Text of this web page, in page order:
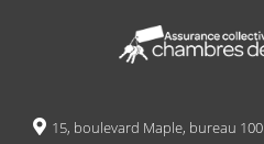
15, boulevard Maple, bureau 100